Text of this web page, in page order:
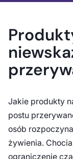
Jakie produkty
postu
osób
żywienia.
ograniczenie